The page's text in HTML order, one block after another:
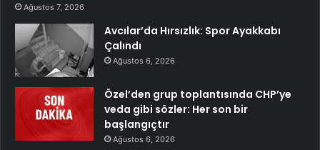
Ağustos 7, 2026
Avcılar’da Hırsızlık: Spor Ayakkabı
Çalındı
Ağustos 6, 2026
Özel’den grup toplantısında CHP’ye
veda gibi sözler: Her son bir
başlangıçtır
Ağustos 6, 2026